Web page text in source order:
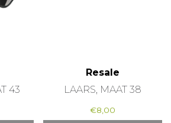
43
Resale
LAARS, MAAT 38
€8,00